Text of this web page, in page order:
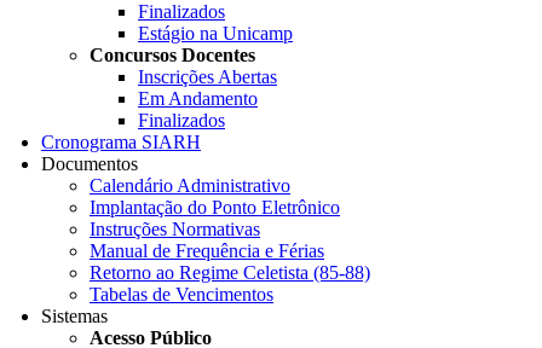
Finalizados
Estágio na Unicamp
Concursos Docentes
Inscrições Abertas
Em Andamento
Finalizados
Cronograma SIARH
Documentos
Calendário Administrativo
Implantação do Ponto Eletrônico
Instruções Normativas
Manual de Frequência e Férias
Retorno ao Regime Celetista (85-88)
Tabelas de Vencimentos
Sistemas
Acesso Público